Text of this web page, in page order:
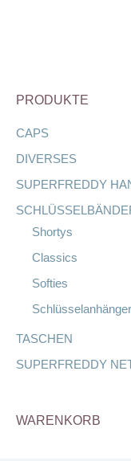
PRODUKTE
CAPS
DIVERSES
SUPERFREDDY
Shortys
Classics
Softies
TASCHEN
SUPERFREDDY
WARENKORB